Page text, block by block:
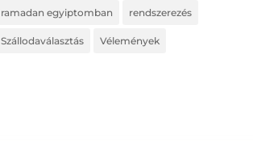
ramadan egyiptomban rendszerezés
Szállodaválasztás Vélemények